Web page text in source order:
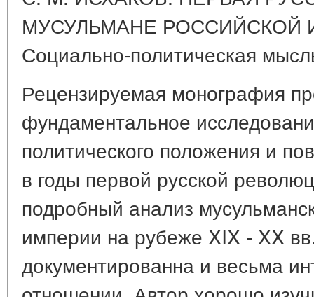
МУСУЛЬМАНЕ РОССИЙСКОЙ
Социально-политическая
Рецензируемая монография
фундаментальное
политического положения и
в годы первой русской
подробный анализ
империи на рубеже XIX - XX
документированна и весьма